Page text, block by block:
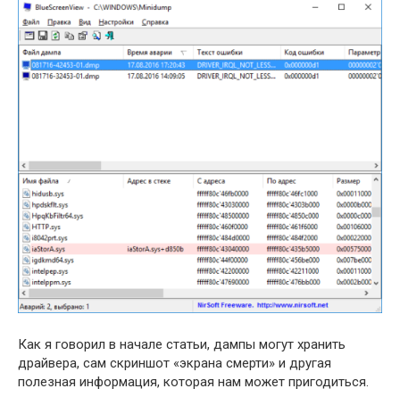
Как я говорил в начале статьи, дампы могут хранить
драйвера, сам скриншот «экрана смерти» и другая
полезная информация, которая нам может пригодиться.